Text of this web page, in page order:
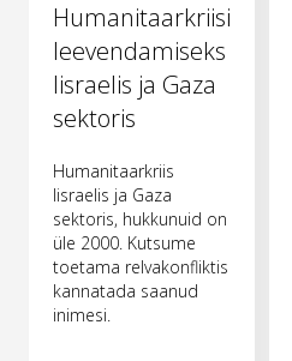
Humanitaarkriisi
leevendamiseks
Iisraelis ja Gaza
sektoris
Humanitaarkriis
Iisraelis ja Gaza
sektoris, hukkunuid on
üle 2000. Kutsume
toetama relvakonfliktis
kannatada saanud
inimesi.